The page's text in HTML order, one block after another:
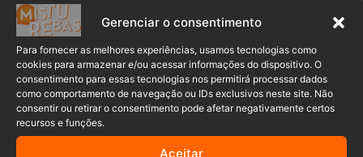
Gerenciar o consentimento
Para fornecer as melhores experiências, usamos tecnologias como
cookies para armazenar e/ou acessar informações do dispositivo. O
consentimento para essas tecnologias nos permitirá processar dados
como comportamento de navegação ou IDs exclusivos neste site. Não
consentir ou retirar o consentimento pode afetar negativamente certos
recursos e funções.
Aceitar